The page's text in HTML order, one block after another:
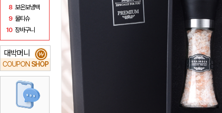
8 보온보냉백
9 물티슈
10 장바구니
대박머니
COUPON SHOP
₩